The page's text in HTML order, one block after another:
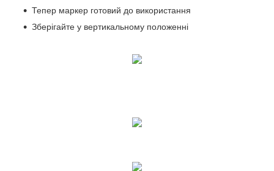
Тепер маркер готовий до використання
Зберігайте у вертикальному положенні